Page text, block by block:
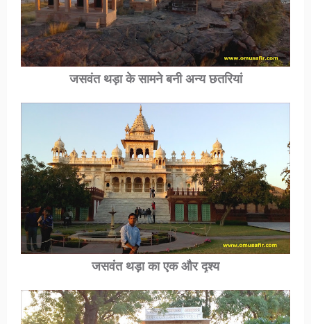
जसवंत थड़ा के सामने बनी अन्य छतरियां
जसवंत थड़ा का एक और दृश्य